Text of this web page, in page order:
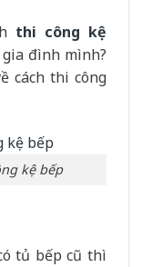
thi công kệ
đình mình?
cách thi công
kệ bếp
tủ bếp cũ thì